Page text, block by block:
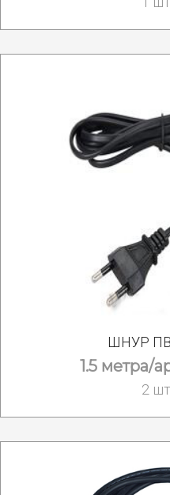
ШНУР
1.5 метра/
2